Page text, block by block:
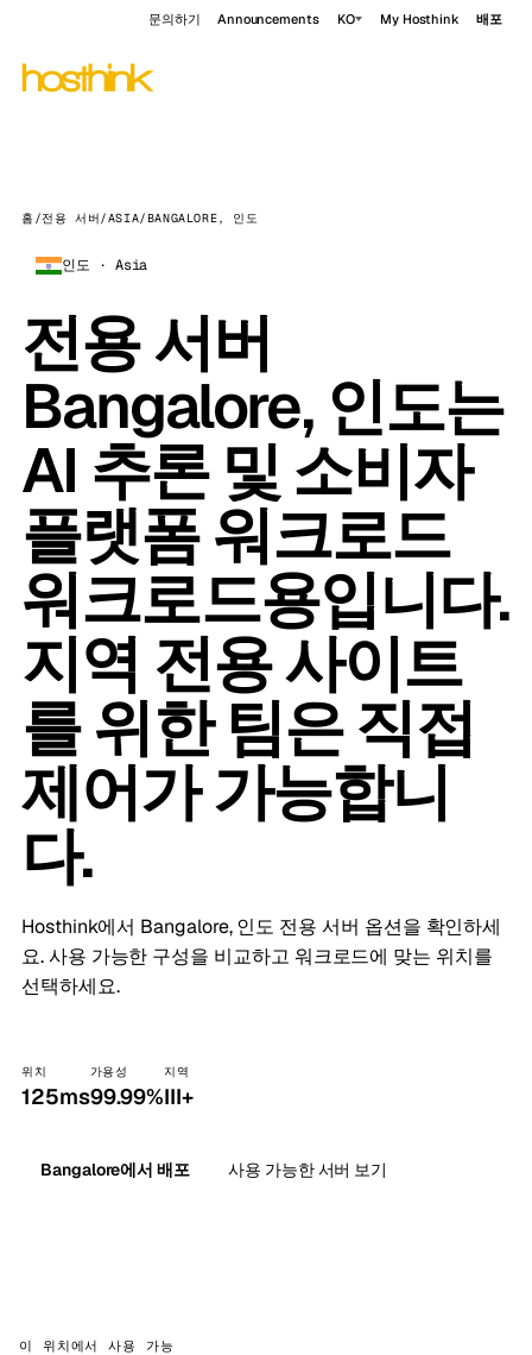
문의하기 Announcements KO My Hosthink 배포
홈/전용 서버/ASIA/BANGALORE, 인도
인도 · Asia
전용 서버
Bangalore, 인도는
AI 추론 및 소비자
플랫폼 워크로드
워크로드용입니다.
지역 전용 사이트
를 위한 팀은 직접
제어가 가능합니
다.
Hosthink에서 Bangalore, 인도 전용 서버 옵션을 확인하세
요. 사용 가능한 구성을 비교하고 워크로드에 맞는 위치를
선택하세요.
위치
125ms
가용성
99.99%
지역
III+
Bangalore에서 배포 사용 가능한 서버 보기
이 위치에서 사용 가능